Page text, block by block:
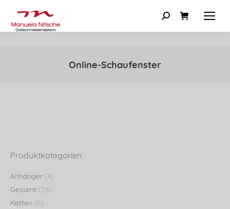
Online-Schaufenster
Produktkategorien
Anhänger (4)
Gesamt (28)
Ketten (6)